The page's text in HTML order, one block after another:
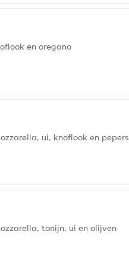
en oregano
ui, knoflook en pepers
tonijn, ui en olijven